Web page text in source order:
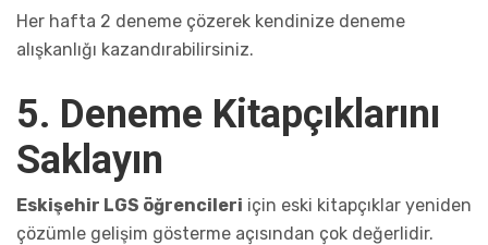
Her hafta 2 deneme çözerek kendinize deneme
alışkanlığı kazandırabilirsiniz.
5. Deneme Kitapçıklarını
Saklayın
Eskişehir LGS öğrencileri için eski kitapçıklar yeniden
çözümle gelişim gösterme açısından çok değerlidir.